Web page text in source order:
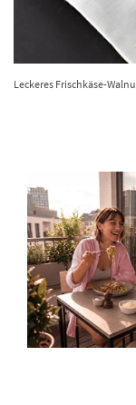
Leckeres Frischkäse-